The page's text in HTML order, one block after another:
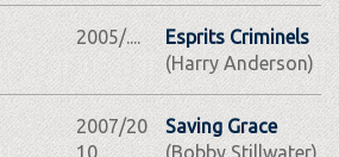
2005/....
Esprits Criminels
(Harry Anderson)
2007/20
10
Saving Grace
(Bobby Stillwater)